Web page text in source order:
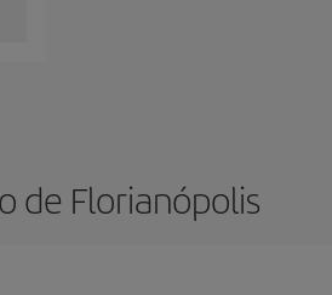
de Florianópolis